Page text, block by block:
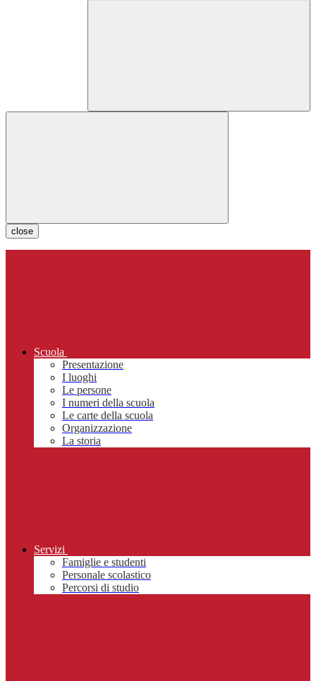
close
Scuola
Presentazione
I luoghi
Le persone
I numeri della scuola
Le carte della scuola
Organizzazione
La storia
Servizi
Famiglie e studenti
Personale scolastico
Percorsi di studio